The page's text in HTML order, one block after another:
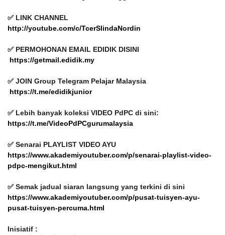
✅ LINK CHANNEL
http://youtube.com/c/TcerSlindaNordin
✅ PERMOHONAN EMAIL EDIDIK DISINI
https://getmail.edidik.my
✅ JOIN Group Telegram Pelajar Malaysia
https://t.me/edidikjunior
✅ Lebih banyak koleksi VIDEO PdPC di sini:
https://t.me/VideoPdPCgurumalaysia
✅ Senarai PLAYLIST VIDEO AYU
https://www.akademiyoutuber.com/p/senarai-playlist-video-
pdpc-mengikut.html
✅ Semak jadual siaran langsung yang terkini di sini
https://www.akademiyoutuber.com/p/pusat-tuisyen-ayu-
pusat-tuisyen-percuma.html
Inisiatif :